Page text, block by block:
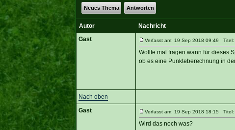
Neues Thema Antworten
Autor
Nachricht
Gast
Verfasst am: 19 Sep 2018 09:49 Titel:
Wollte mal fragen wann für dieses
ob es eine Punkteberechnung in
Nach oben
Gast
Verfasst am: 19 Sep 2018 18:15 Titel:
Wird das noch was?